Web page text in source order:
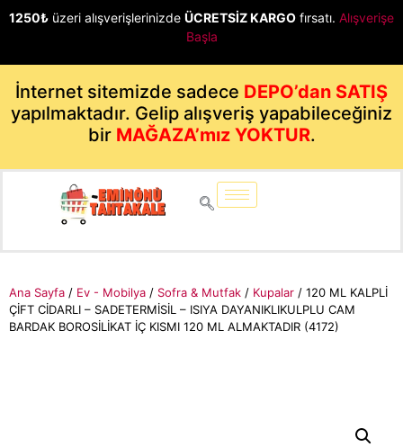
1250₺ üzeri alışverişlerinizde ÜCRETSİZ KARGO fırsatı. Alışverişe
Başla
İnternet sitemizde sadece DEPO’dan SATIŞ
yapılmaktadır. Gelip alışveriş yapabileceğiniz
bir MAĞAZA’mız YOKTUR.
Ana Sayfa / Ev - Mobilya / Sofra & Mutfak / Kupalar / 120 ML KALPLİ
ÇİFT CİDARLI – SADETERMİSİL – ISIYA DAYANIKLIKULPLU CAM
BARDAK BOROSİLİKAT İÇ KISMI 120 ML ALMAKTADIR (4172)